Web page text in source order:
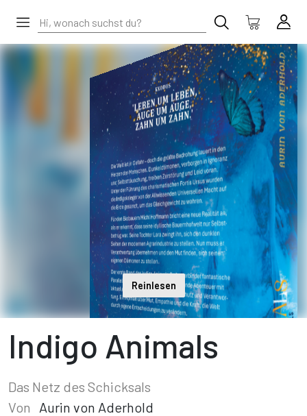
Reinlesen
Indigo Animals
Das Netz des Schicksals
Von
Aurin von Aderhold